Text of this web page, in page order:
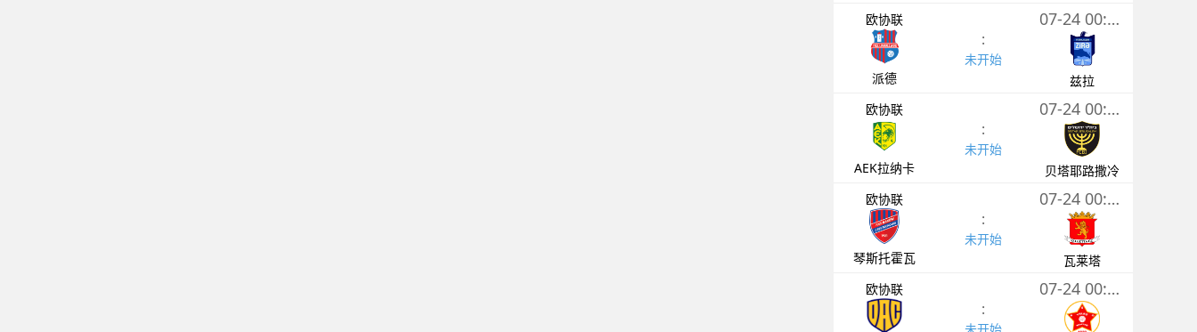
欧协联
派德
:
未开始
07-24 00:00
兹拉
欧协联
AEK拉纳卡
:
未开始
07-24 00:30
贝塔耶路撒冷
欧协联
琴斯托霍瓦
:
未开始
07-24 00:30
瓦莱塔
欧协联
:
未开始
07-24 00:30